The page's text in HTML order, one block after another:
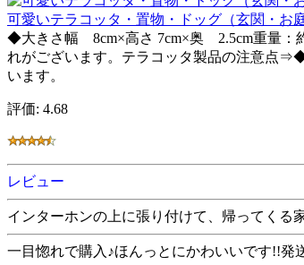
可愛いテラコッタ・置物・ドッグ（玄関・お
◆大きさ幅 8cm×高さ 7cm×奥 2.5cm重量：
れがございます。テラコッタ製品の注意点
います。
評価: 4.68
レビュー
インターホンの上に張り付けて、帰ってくる
一目惚れで購入♪ほんっとにかわいいです!!発